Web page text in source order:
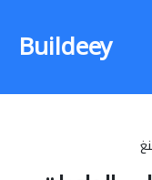
Buildeey